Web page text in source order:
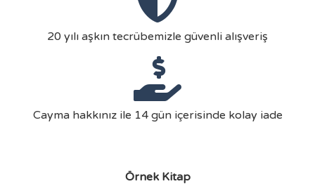
20 yılı aşkın tecrübemizle güvenli alışveriş
Cayma hakkınız ile 14 gün içerisinde kolay iade
Örnek Kitap